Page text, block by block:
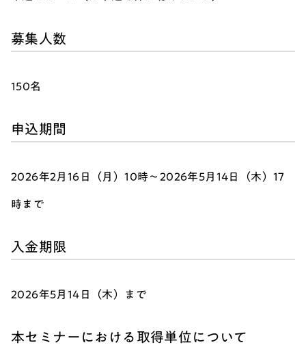
募集人数
150名
申込期間
2026年2月16日（月）10時～2026年5月14日（木）17
時まで
入金期限
2026年5月14日（木）まで
本セミナーにおける取得単位について